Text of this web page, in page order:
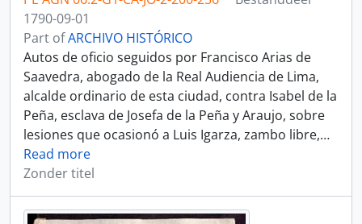
1790-09-01
Part ofARCHIVO HISTÓRICO
Autos de oficio seguidos por Francisco Arias de
Saavedra, abogado de la Real Audiencia de Lima,
alcalde ordinario de esta ciudad, contra Isabel de la
Peña, esclava de Josefa de la Peña y Araujo, sobre
lesiones que ocasionó a Luis Igarza, zambo libre,…
Read more
Zonder titel